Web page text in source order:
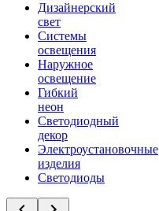
Дизайнерский
свет
Системы
освещения
Наружное
освещение
Гибкий
неон
Светодиодный
декор
Электроустановочные
изделия
Светодиоды